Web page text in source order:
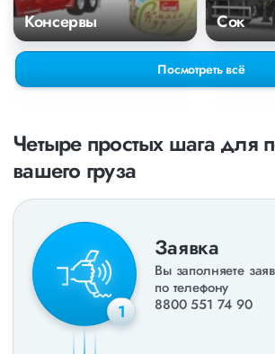
Консервы Сок
Посмотреть всё
Четыре простых шага для
вашего груза
1
Заявка
Вы заполняете
по телефону
8800 551 74 90